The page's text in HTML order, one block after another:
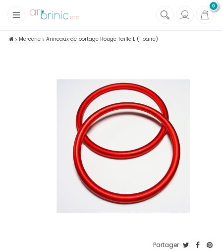
0
Tissus
Mercerie Anneaux de portage Rouge Taille L (1 paire)
Partager